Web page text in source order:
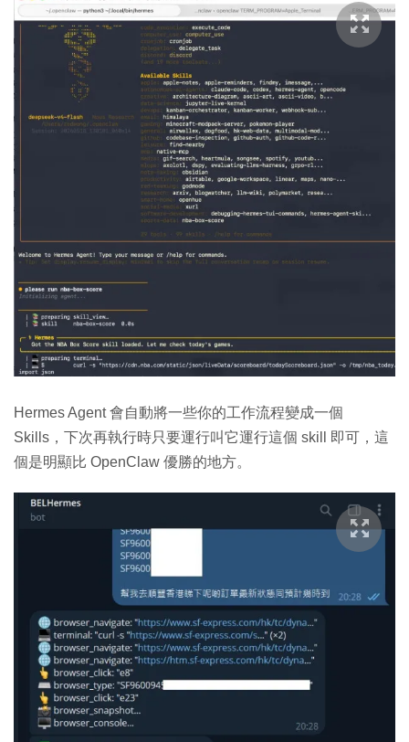
Hermes Agent 會自動將一些你的工作流程變成一個
Skills，下次再執行時只要運行叫它運行這個 skill 即可，這
個是明顯比 OpenClaw 優勝的地方。